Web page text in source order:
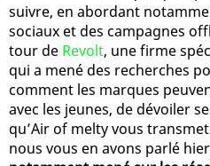
suivre, en abordant
sociaux et des campagnes
tour de Revolt, une firme
qui a mené des recherches
comment les marques
avec les jeunes, de dévoiler
qu’Air of melty vous
nous vous en avons parlé